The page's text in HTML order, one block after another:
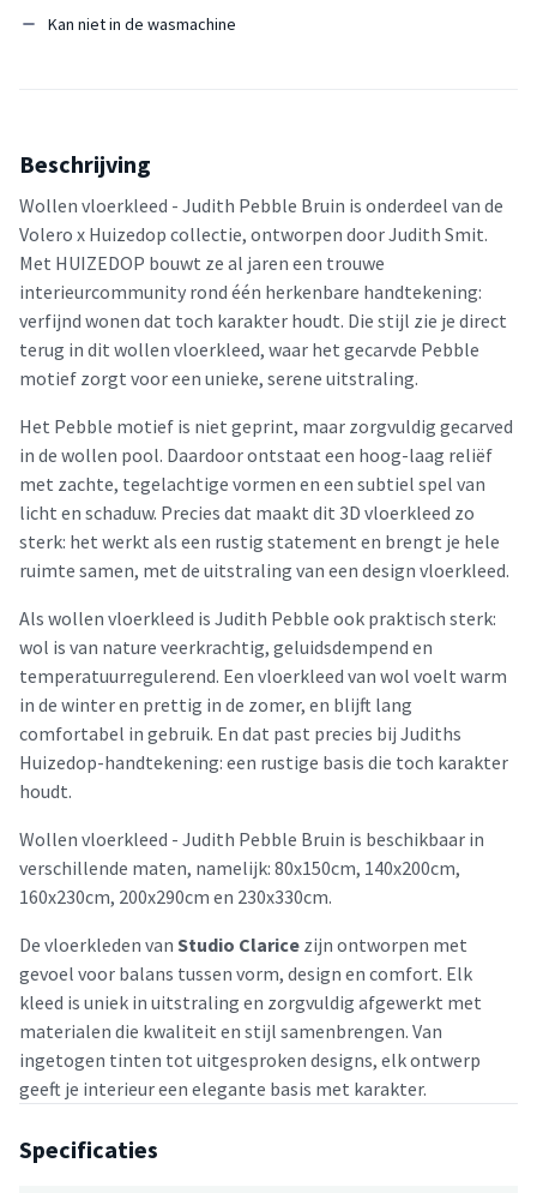
Kan niet in de wasmachine
Beschrijving
Wollen vloerkleed - Judith Pebble Bruin is onderdeel van de
Volero x Huizedop collectie, ontworpen door Judith Smit.
Met HUIZEDOP bouwt ze al jaren een trouwe
interieurcommunity rond één herkenbare handtekening:
verfijnd wonen dat toch karakter houdt. Die stijl zie je direct
terug in dit wollen vloerkleed, waar het gecarvde Pebble
motief zorgt voor een unieke, serene uitstraling.
Het Pebble motief is niet geprint, maar zorgvuldig gecarved
in de wollen pool. Daardoor ontstaat een hoog-laag reliëf
met zachte, tegelachtige vormen en een subtiel spel van
licht en schaduw. Precies dat maakt dit 3D vloerkleed zo
sterk: het werkt als een rustig statement en brengt je hele
ruimte samen, met de uitstraling van een design vloerkleed.
Als wollen vloerkleed is Judith Pebble ook praktisch sterk:
wol is van nature veerkrachtig, geluidsdempend en
temperatuurregulerend. Een vloerkleed van wol voelt warm
in de winter en prettig in de zomer, en blijft lang
comfortabel in gebruik. En dat past precies bij Judiths
Huizedop-handtekening: een rustige basis die toch karakter
houdt.
Wollen vloerkleed - Judith Pebble Bruin is beschikbaar in
verschillende maten, namelijk: 80x150cm, 140x200cm,
160x230cm, 200x290cm en 230x330cm.
De vloerkleden van Studio Clarice zijn ontworpen met
gevoel voor balans tussen vorm, design en comfort. Elk
kleed is uniek in uitstraling en zorgvuldig afgewerkt met
materialen die kwaliteit en stijl samenbrengen. Van
ingetogen tinten tot uitgesproken designs, elk ontwerp
geeft je interieur een elegante basis met karakter.
Specificaties